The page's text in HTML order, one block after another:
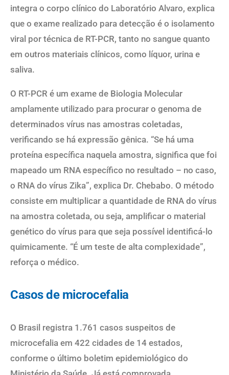
integra o corpo clínico do Laboratório Alvaro, explica
que o exame realizado para detecção é o isolamento
viral por técnica de RT-PCR, tanto no sangue quanto
em outros materiais clínicos, como líquor, urina e
saliva.
O RT-PCR é um exame de Biologia Molecular
amplamente utilizado para procurar o genoma de
determinados vírus nas amostras coletadas,
verificando se há expressão gênica. “Se há uma
proteína específica naquela amostra, significa que foi
mapeado um RNA específico no resultado – no caso,
o RNA do vírus Zika”, explica Dr. Chebabo. O método
consiste em multiplicar a quantidade de RNA do vírus
na amostra coletada, ou seja, amplificar o material
genético do vírus para que seja possível identificá-lo
quimicamente. “É um teste de alta complexidade”,
reforça o médico.
Casos de microcefalia
O Brasil registra 1.761 casos suspeitos de
microcefalia em 422 cidades de 14 estados,
conforme o último boletim epidemiológico do